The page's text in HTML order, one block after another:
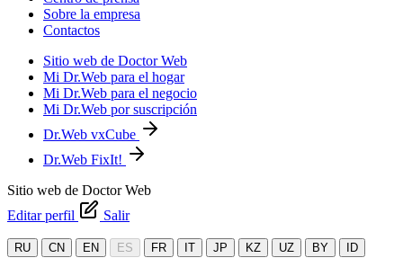
Sobre la empresa
Contactos
Sitio web de Doctor Web
Mi Dr.Web para el hogar
Mi Dr.Web para el negocio
Mi Dr.Web por suscripción
Dr.Web vxCube
Dr.Web FixIt!
Sitio web de Doctor Web
Editar perfil
Salir
RU CN EN ES FR IT JP KZ UZ BY ID